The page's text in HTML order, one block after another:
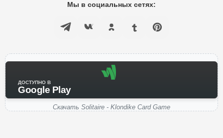
Мы в социальных сетях:
ДОСТУПНО В
Google Play
Скачать Solitaire - Klondike Card Game